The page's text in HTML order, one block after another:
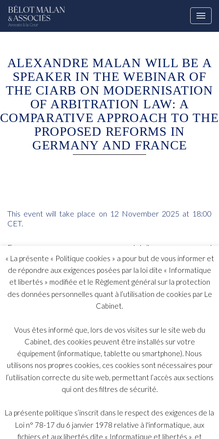
ALEXANDRE MALAN WILL BE A
SPEAKER IN THE WEBINAR OF
THE CIARB ON MODERNISATION
OF ARBITRATION LAW: A
COMPARATIVE APPROACH TO THE
PROPOSED REFORMS IN
GERMANY AND FRANCE
This event will take place on 12 November 2025 at 18:00
CET.
For more details and
registration:https://www.ciarb.org/events/modernisation-of-
arbitration-law-a-comparative-approach-to-the-proposed-
reforms-in-germany-and-france/?tab=id-Overview#id-
Overview
Abonnez-vous
« La présente « Politique cookies » a pour but de vous informer et
de répondre aux exigences posées par la loi dite « Informatique
et libertés » modifiée et le Règlement général sur la protection
des données personnelles quant à l’utilisation de cookies par Le
Cabinet.
Vous êtes informé que, lors de vos visites sur le site web du
Cabinet, des cookies peuvent être installés sur votre
équipement (informatique, tablette ou smartphone). Nous
utilisons nos propres cookies, ces cookies sont nécessaires pour
l’utilisation correcte du site web, permettant l’accès aux sections
qui ont des filtres de sécurité.
La présente politique s’inscrit dans le respect des exigences de la
Loi n° 78-17 du 6 janvier 1978 relative à l'informatique, aux
fichiers et aux libertés dite « Informatique et libertés », et